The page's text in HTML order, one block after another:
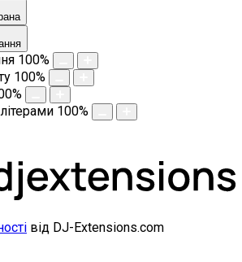
100%
100%
%
100%
від DJ-Extensions.com